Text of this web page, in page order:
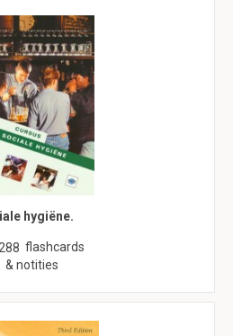
hygiëne.
288 flashcards
& notities